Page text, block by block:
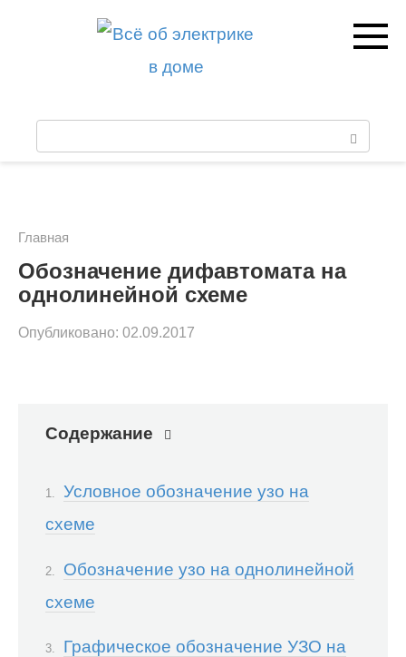
к
:
Главная
Обозначение дифавтомата на
однолинейной схеме
Опубликовано: 02.09.2017
Содержание
Условное обозначение узо на
схеме
Обозначение узо на однолинейной
схеме
Графическое обозначение УЗО на